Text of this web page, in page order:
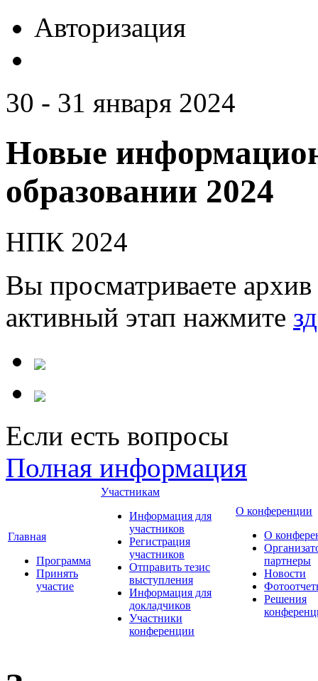
Авторизация
30 - 31 января 2024
Новые
образовании 2024
НПК 2024
Вы просматриваете
активный этап нажмите
Если есть вопросы
Полная информация
Главная
Программа
Принять
участие
Участникам
Информация для
участников
Регистрация
участников
Отправить тезис
выступления
Информация для
докладчиков
Участники
конференции
О конференции
О
партнеры
Новости
Решения